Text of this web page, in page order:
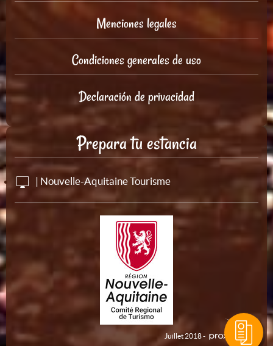
Menciones legales
Condiciones generales de uso
Declaración de privacidad
Prepara tu estancia
| Nouvelle-Aquitaine Tourisme
Juillet 2018 -